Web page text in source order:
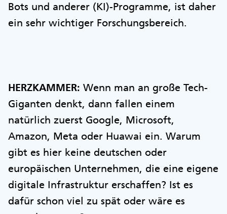
Bots und anderer (KI)-Programme, ist daher
ein sehr wichtiger Forschungsbereich.
HERZKAMMER: Wenn man an große Tech-
Giganten denkt, dann fallen einem
natürlich zuerst Google, Microsoft,
Amazon, Meta oder Huawai ein. Warum
gibt es hier keine deutschen oder
europäischen Unternehmen, die eine eigene
digitale Infrastruktur erschaffen? Ist es
dafür schon viel zu spät oder wäre es